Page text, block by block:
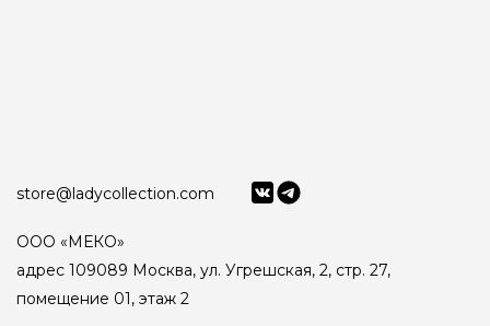
store@ladycollection.com
ООО «МЕКО»
адрес 109089 Москва, ул. Угрешская, 2, стр. 27,
помещение 01, этаж 2